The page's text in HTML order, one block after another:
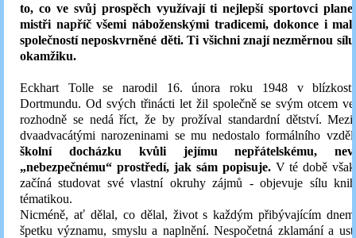
to, co ve svůj prospěch využívají ti nejlepší sportovci
mistři napříč všemi náboženskými tradicemi, dokonce i
společností neposkvrněné děti. Ti všichni znají nezměrnou
okamžiku.
Eckhart Tolle se narodil 16. února roku 1948 v blízkosti
Dortmundu. Od svých třinácti let žil společně se svým otcem
rozhodně se nedá říct, že by prožíval standardní dětství.
dvaadvacátými narozeninami se mu nedostalo formálního
školní docházku kvůli jejímu nepřátelskému,
„nebezpečnému“ prostředí, jak sám popisuje.V té době
začíná studovat své vlastní okruhy zájmů - objevuje sílu
tématikou.
Nicméně, ať dělal, co dělal, život s každým přibývajícím
špetku významu, smyslu a naplnění. Nespočetná zklamání a